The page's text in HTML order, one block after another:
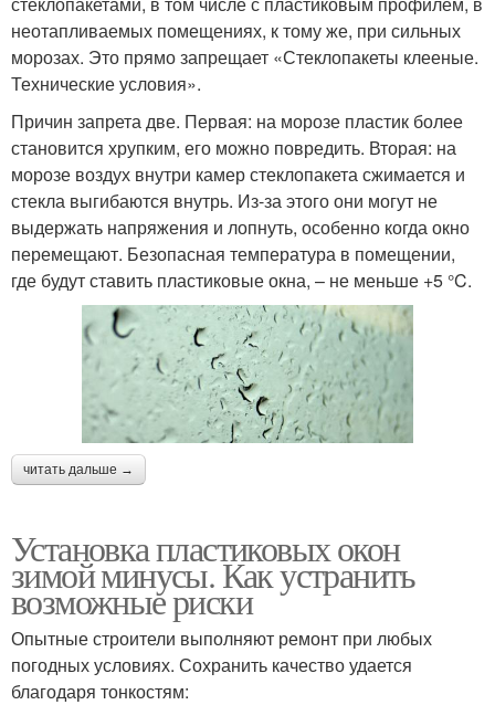
неотапливаемых помещениях, к тому же, при сильных
морозах. Это прямо запрещает «Стеклопакеты клееные.
Технические условия».
Причин запрета две. Первая: на морозе пластик более
становится хрупким, его можно повредить. Вторая: на
морозе воздух внутри камер стеклопакета сжимается и
стекла выгибаются внутрь. Из-за этого они могут не
выдержать напряжения и лопнуть, особенно когда окно
перемещают. Безопасная температура в помещении,
где будут ставить пластиковые окна, – не меньше +5 °C.
читать дальше →
Установка пластиковых окон
зимой минусы. Как устранить
возможные риски
Опытные строители выполняют ремонт при любых
погодных условиях. Сохранить качество удается
благодаря тонкостям: